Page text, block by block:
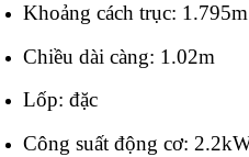
Khoảng cách trục: 1.795m
Chiều dài càng: 1.02m
Lốp: đặc
Công suất động cơ: